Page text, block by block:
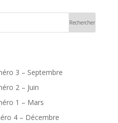
3 – Septembre
2 – Juin
1 – Mars
4 – Décembre